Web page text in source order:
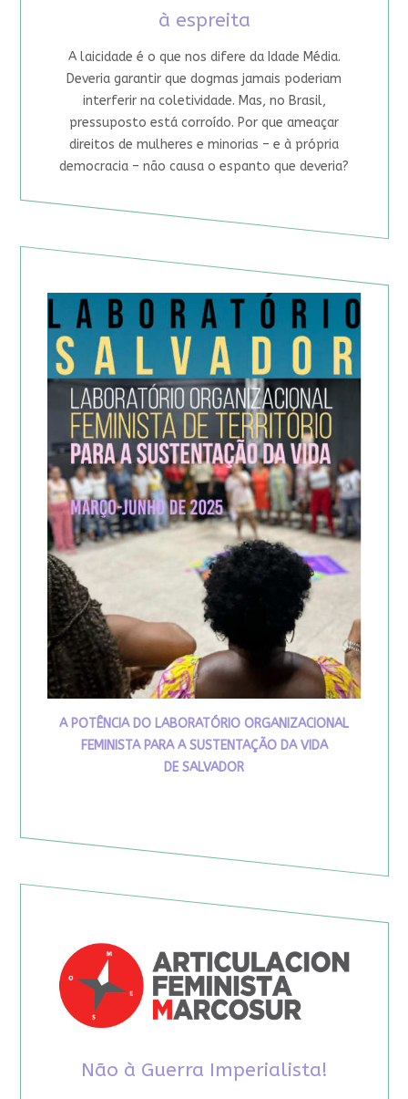
à espreita
A laicidade é o que nos difere da Idade Média.
Deveria garantir que dogmas jamais poderiam
interferir na coletividade. Mas, no Brasil,
pressuposto está corroído. Por que ameaçar
direitos de mulheres e minorias – e à própria
democracia – não causa o espanto que deveria?
A POTÊNCIA DO LABORATÓRIO ORGANIZACIONAL
FEMINISTA PARA A SUSTENTAÇÃO DA VIDA
DE SALVADOR
Não à Guerra Imperialista!